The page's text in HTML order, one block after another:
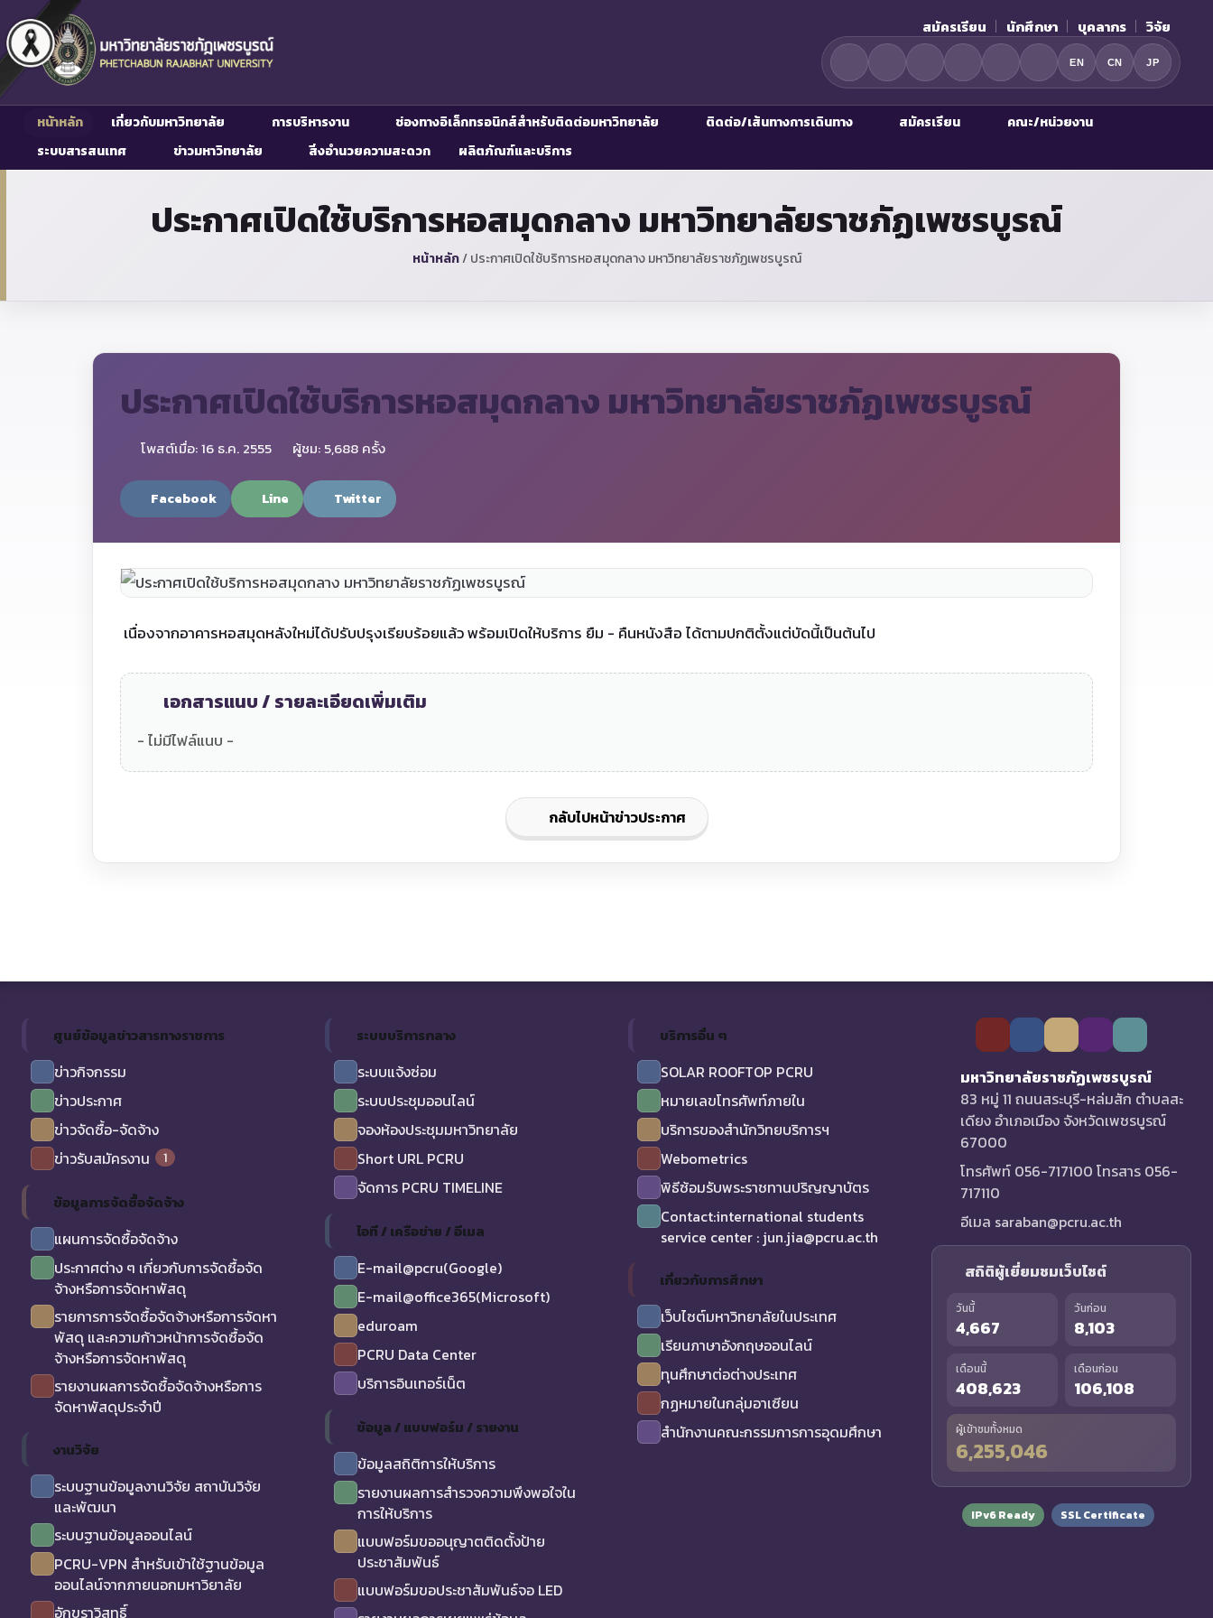
สมัครเรียน นักศึกษา บุคลากร วิจัย
EN CN JP
หน้าหลัก เกี่ยวกับมหาวิทยาลัย การบริหารงาน ช่องทางอิเล็กทรอนิกส์สำหรับติดต่อมหาวิทยาลัย ติดต่อ/เส้นทางการเดินทาง สมัครเรียน
คณะ/หน่วยงาน
ระบบสารสนเทศ
ข่าวมหาวิทยาลัย สิ่งอำนวยความสะดวก ผลิตภัณฑ์และบริการ
ประกาศเปิดใช้บริการหอสมุดกลาง มหาวิทยาลัยราชภัฏเพชรบูรณ์
หน้าหลัก/ ประกาศเปิดใช้บริการหอสมุดกลาง มหาวิทยาลัยราชภัฏเพชรบูรณ์
ประกาศเปิดใช้บริการหอสมุดกลาง มหาวิทยาลัยราชภัฏเพชรบูรณ์
โพสต์เมื่อ: 16 ธ.ค. 2555 ผู้ชม: 5,688 ครั้ง
Facebook Line Twitter
เนื่องจากอาคารหอสมุดหลังใหม่ได้ปรับปรุงเรียบร้อยแล้ว พร้อมเปิดให้บริการ ยืม - คืนหนังสือ ได้ตามปกติตั้งแต่บัดนี้เป็นต้นไป
เอกสารแนบ / รายละเอียดเพิ่มเติม
- ไม่มีไฟล์แนบ -
กลับไปหน้าข่าวประกาศ
ศูนย์ข้อมูลข่าวสารทางราชการ
ข่าวกิจกรรม
ข่าวประกาศ
ข่าวจัดซื้อ-จัดจ้าง
ข่าวรับสมัครงาน
1
ข้อมูลการจัดซื้อจัดจ้าง
แผนการจัดซื้อจัดจ้าง
ประกาศต่าง ๆ เกี่ยวกับการจัดซื้อจัด
จ้างหรือการจัดหาพัสดุ
รายการการจัดซื้อจัดจ้างหรือการจัดหา
พัสดุ และความก้าวหน้าการจัดซื้อจัด
จ้างหรือการจัดหาพัสดุ
รายงานผลการจัดซื้อจัดจ้างหรือการ
จัดหาพัสดุประจำปี
งานวิจัย
ระบบฐานข้อมูลงานวิจัย สถาบันวิจัย
และพัฒนา
ระบบฐานข้อมูลออนไลน์
PCRU-VPN สำหรับเข้าใช้ฐานข้อมูล
ออนไลน์จากภายนอกมหาวิยาลัย
อักขราวิสุทธิ์
ระบบบริการกลาง
ระบบแจ้งซ่อม
ระบบประชุมออนไลน์
จองห้องประชุมมหาวิทยาลัย
Short URL PCRU
จัดการ PCRU TIMELINE
ไอที / เครือข่าย / อีเมล
E-mail@pcru(Google)
E-mail@office365(Microsoft)
eduroam
PCRU Data Center
บริการอินเทอร์เน็ต
ข้อมูล / แบบฟอร์ม / รายงาน
ข้อมูลสถิติการให้บริการ
รายงานผลการสำรวจความพึงพอใจใน
การให้บริการ
แบบฟอร์มขออนุญาตติดตั้งป้าย
ประชาสัมพันธ์
แบบฟอร์มขอประชาสัมพันธ์จอ LED
บริการอื่น ๆ
SOLAR ROOFTOP PCRU
หมายเลขโทรศัพท์ภายใน
บริการของสำนักวิทยบริการฯ
Webometrics
พิธีซ้อมรับพระราชทานปริญญาบัตร
Contact:international students
service center : jun.jia@pcru.ac.th
เกี่ยวกับการศึกษา
เว็บไซต์มหาวิทยาลัยในประเทศ
เรียนภาษาอังกฤษออนไลน์
ทุนศึกษาต่อต่างประเทศ
กฏหมายในกลุ่มอาเซียน
สำนักงานคณะกรรมการการอุดมศึกษา
มหาวิทยาลัยราชภัฏเพชรบูรณ์
83 หมู่ 11 ถนนสระบุรี-หล่มสัก ตำบลสะ
เดียง อำเภอเมือง จังหวัดเพชรบูรณ์
67000
โทรศัพท์ 056-717100 โทรสาร 056-
717110
อีเมล saraban@pcru.ac.th
สถิติผู้เยี่ยมชมเว็บไซต์
วันนี้
4,667
วันก่อน
8,103
เดือนนี้
408,623
เดือนก่อน
106,108
ผู้เข้าชมทั้งหมด
6,255,046
IPv6 Ready SSL Certificate